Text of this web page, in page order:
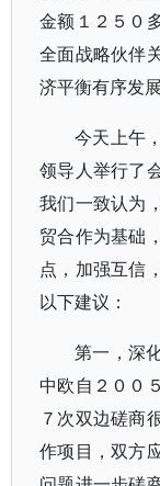
金额１２５０
全面战略伙伴
济平衡有序发展
今天上午
领导人举行了
我们一致认为
贸合作为基础
点，加强互信
以下建议：
第一，深
中欧自２００
７次双边磋商
作项目，双方